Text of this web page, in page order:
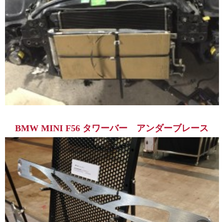
BMW MINI F56 タワーバー アンダーブレース